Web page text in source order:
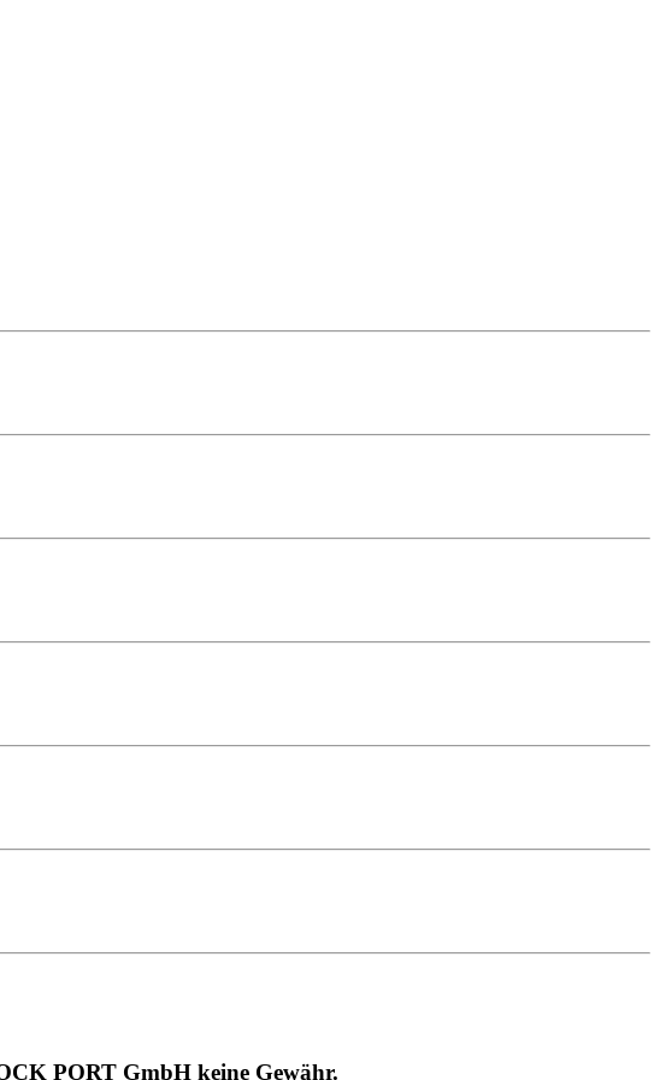
PORT GmbH keine Gewähr.